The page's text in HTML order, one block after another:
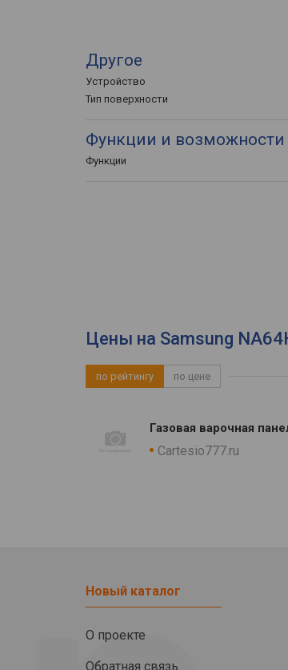
Другое
Устройство
Тип поверхности
Функции и возможности
Функции
Цены на Samsung
по рейтингу по цене
Газовая варочная
Cartesio777.ru
Новый каталог
О проекте
Обратная связь